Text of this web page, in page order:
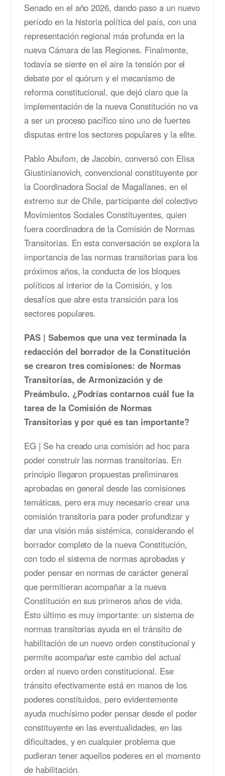
Senado en el año 2026, dando paso a un nuevo
período en la historia política del país, con una
representación regional más profunda en la
nueva Cámara de las Regiones. Finalmente,
todavía se siente en el aire la tensión por el
debate por el quórum y el mecanismo de
reforma constitucional, que dejó claro que la
implementación de la nueva Constitución no va
a ser un proceso pacífico sino uno de fuertes
disputas entre los sectores populares y la elite.
Pablo Abufom, de Jacobin, conversó con Elisa
Giustinianovich, convencional constituyente por
la Coordinadora Social de Magallanes, en el
extremo sur de Chile, participante del colectivo
Movimientos Sociales Constituyentes, quien
fuera coordinadora de la Comisión de Normas
Transitorias. En esta conversación se explora la
importancia de las normas transitorias para los
próximos años, la conducta de los bloques
políticos al interior de la Comisión, y los
desafíos que abre esta transición para los
sectores populares.
PAS | Sabemos que una vez terminada la
redacción del borrador de la Constitución
se crearon tres comisiones: de Normas
Transitorias, de Armonización y de
Preámbulo. ¿Podrías contarnos cuál fue la
tarea de la Comisión de Normas
Transitorias y por qué es tan importante?
EG | Se ha creado una comisión ad hoc para
poder construir las normas transitorias. En
principio llegaron propuestas preliminares
aprobadas en general desde las comisiones
temáticas, pero era muy necesario crear una
comisión transitoria para poder profundizar y
dar una visión más sistémica, considerando el
borrador completo de la nueva Constitución,
con todo el sistema de normas aprobadas y
poder pensar en normas de carácter general
que permitieran acompañar a la nueva
Constitución en sus primeros años de vida.
Esto último es muy importante: un sistema de
normas transitorias ayuda en el tránsito de
habilitación de un nuevo orden constitucional y
permite acompañar este cambio del actual
orden al nuevo orden constitucional. Ese
tránsito efectivamente está en manos de los
poderes constituidos, pero evidentemente
ayuda muchísimo poder pensar desde el poder
constituyente en las eventualidades, en las
dificultades, y en cualquier problema que
pudieran tener aquellos poderes en el momento
de habilitación.